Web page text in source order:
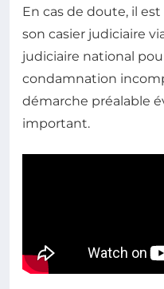
En cas de doute, il
son casier judiciaire
judiciaire national
condamnation
démarche préalable
important.